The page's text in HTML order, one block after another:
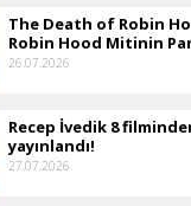
The Death of Robin
Robin Hood Mitinin
26.07.2026
Recep İvedik 8
yayınlandı!
27.07.2026